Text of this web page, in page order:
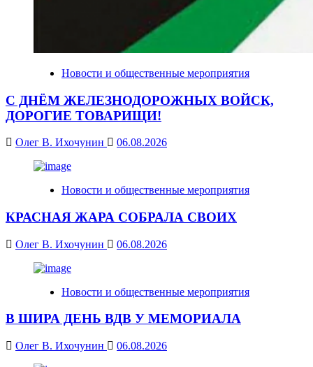
Новости и общественные мероприятия
С ДНЁМ ЖЕЛЕЗНОДОРОЖНЫХ ВОЙСК,
ДОРОГИЕ ТОВАРИЩИ!
Олег В. Ихочунин 06.08.2026
Новости и общественные мероприятия
КРАСНАЯ ЖАРА СОБРАЛА СВОИХ
Олег В. Ихочунин 06.08.2026
Новости и общественные мероприятия
В ШИРА ДЕНЬ ВДВ У МЕМОРИАЛА
Олег В. Ихочунин 06.08.2026